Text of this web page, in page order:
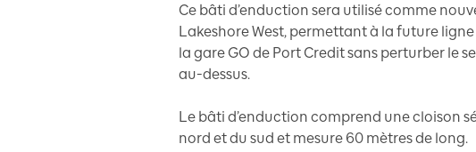
Ce bâti d’enduction sera utilisé comme
Lakeshore West, permettant à la future
la gare GO de Port Credit sans perturber le
au-dessus.
Le bâti d’enduction comprend une cloison
nord et du sud et mesure 60 mètres de long.